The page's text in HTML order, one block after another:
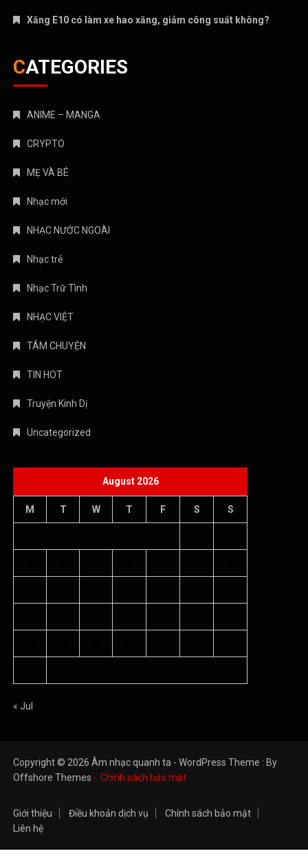
Xăng E10 có làm xe hao xăng, giảm công suất không?
CATEGORIES
ANIME – MANGA
CRYPTO
MẸ VÀ BÉ
Nhạc mới
NHẠC NƯỚC NGOÀI
Nhạc trẻ
Nhạc Trữ Tình
NHẠC VIỆT
TÁM CHUYỆN
TIN HOT
Truyện Kinh Dị
Uncategorized
August 2026
M T W T F S S
« Jul
Copyright © 2026 Âm nhạc quanh ta - WordPress Theme : By
Offshore Themes
Chính sách bảo mật
Giới thiệu Điều khoản dịch vụ
Chính sách bảo mật
Liên hệ